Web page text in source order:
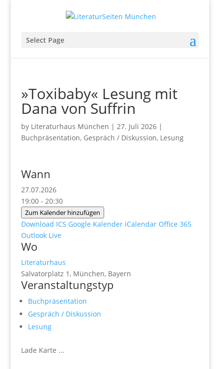
Select Page
»Toxibaby« Lesung mit
Dana von Suffrin
by Literaturhaus München | 27. Juli 2026|
Buchpräsentation, Gespräch / Diskussion, Lesung
Wann
27.07.2026
19:00 - 20:30
Zum Kalender hinzufügen
Download ICS Google Kalender iCalendar Office 365
Outlook Live
Wo
Literaturhaus
Salvatorplatz 1, München, Bayern
Veranstaltungstyp
Buchpräsentation
Gespräch / Diskussion
Lesung
Lade Karte ...